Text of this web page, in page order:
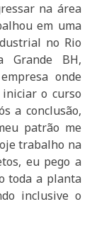
na área
em uma
no Rio
BH,
onde
o curso
a conclusão,
patrão me
trabalho na
eu pego a
toda a planta
inclusive o